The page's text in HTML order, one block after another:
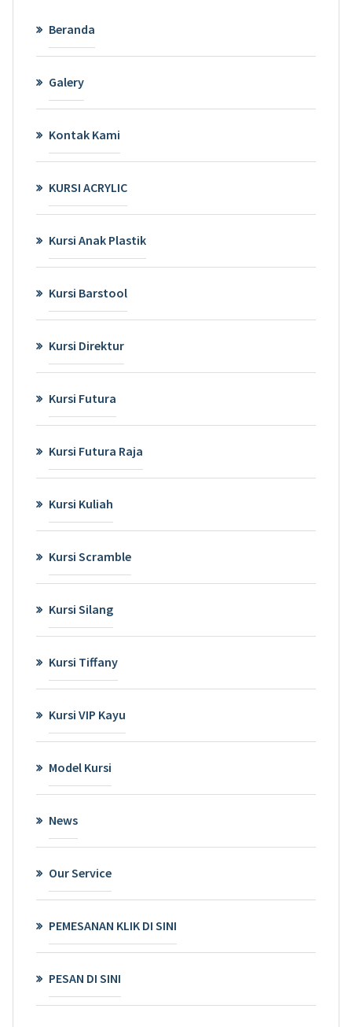
Beranda
Galery
Kontak Kami
KURSI ACRYLIC
Kursi Anak Plastik
Kursi Barstool
Kursi Direktur
Kursi Futura
Kursi Futura Raja
Kursi Kuliah
Kursi Scramble
Kursi Silang
Kursi Tiffany
Kursi VIP Kayu
Model Kursi
News
Our Service
PEMESANAN KLIK DI SINI
PESAN DI SINI